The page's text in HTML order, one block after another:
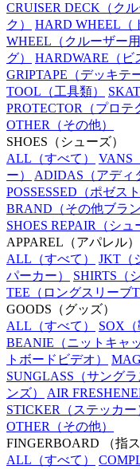
CRUISER DECK （ク
ク）
HARD WHEEL
WHEEL （クルーザー
グ）
HARDWARE （ビ
GRIPTAPE （デッキテ
TOOL （工具類）
PROTECTOR （プロ
OTHER （その他）
SHOES （シューズ）
ALL （すべて） VANS
ー）
ADIDAS （アディ
POSSESSED （ポゼスト
BRAND （その他ブラ
SHOES REPAIR （シュ
APPAREL （アパレル）
ALL （すべて） JKT
パーカー）
SHIRTS （
TEE （ロングスリーブ
GOODS （グッズ）
ALL （すべて） SOX
BEANIE （ニットキャ
トボードビデオ）
SUNGLASS （サングラ
ンズ）
AIR
STICKER （ステッカー
OTHER （その他）
FINGERBOARD
（指
ALL （すべて）